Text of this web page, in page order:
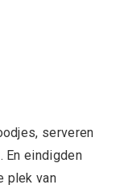
serveren
En eindigden
plek van